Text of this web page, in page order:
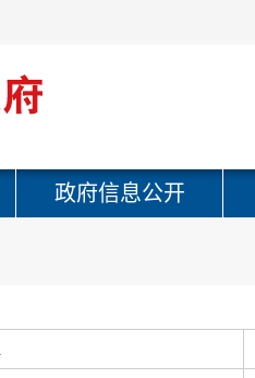
政府信息公开